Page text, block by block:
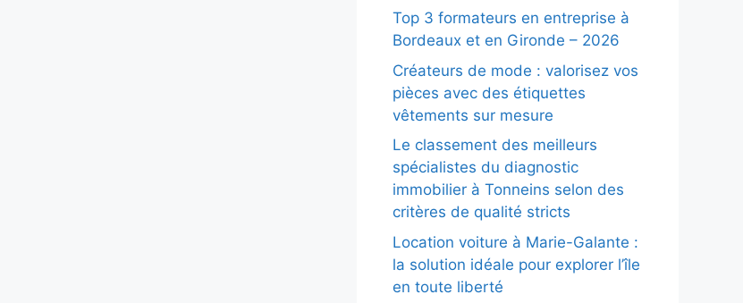
Top 3 formateurs en entreprise à
Bordeaux et en Gironde – 2026
Créateurs de mode : valorisez vos
pièces avec des étiquettes
vêtements sur mesure
Le classement des meilleurs
spécialistes du diagnostic
immobilier à Tonneins selon des
critères de qualité stricts
Location voiture à Marie-Galante :
la solution idéale pour explorer l’île
en toute liberté